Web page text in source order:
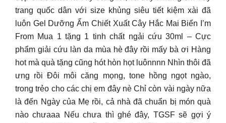
trang quốc dân với size khủng siêu tiết kiệm xài đã
luôn Gel Dưỡng Ẩm Chiết Xuất Cây Hắc Mai Biển I’m
From Mua 1 tặng 1 tinh chất ngải cứu 30ml – Cực
phẩm giải cứu làn da mùa hè đây rồi mấy bà ơi Hàng
hot mà quà tặng cũng hót hòn họt luônnnn Nhìn thôi đã
ưng rồi Đôi môi căng mọng, tone hồng ngọt ngào,
trong trẻo cho các chị em đây nè Chỉ còn vài ngày nữa
là đến Ngày của Mẹ rồi, cả nhà đã chuẩn bị món quà
nào chưaaa Nếu chưa thì ghé đây, TGSF sẽ gợi ý